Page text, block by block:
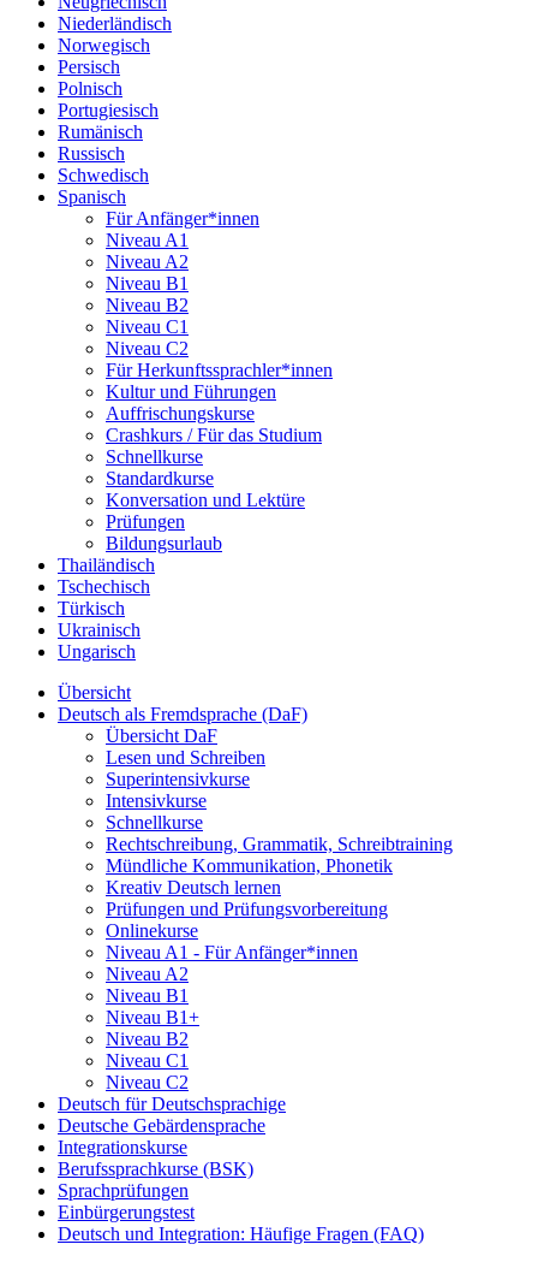
Niederländisch
Norwegisch
Persisch
Polnisch
Portugiesisch
Rumänisch
Russisch
Schwedisch
Spanisch
Für Anfänger*innen
Niveau A1
Niveau A2
Niveau B1
Niveau B2
Niveau C1
Niveau C2
Für Herkunftssprachler*innen
Kultur und Führungen
Auffrischungskurse
Crashkurs / Für das Studium
Schnellkurse
Standardkurse
Konversation und Lektüre
Prüfungen
Bildungsurlaub
Thailändisch
Tschechisch
Türkisch
Ukrainisch
Ungarisch
Übersicht
Deutsch als Fremdsprache (DaF)
Übersicht DaF
Lesen und Schreiben
Superintensivkurse
Intensivkurse
Schnellkurse
Rechtschreibung, Grammatik, Schreibtraining
Mündliche Kommunikation, Phonetik
Kreativ Deutsch lernen
Prüfungen und Prüfungsvorbereitung
Onlinekurse
Niveau A1 - Für Anfänger*innen
Niveau A2
Niveau B1
Niveau B1+
Niveau B2
Niveau C1
Niveau C2
Deutsch für Deutschsprachige
Deutsche Gebärdensprache
Integrationskurse
Berufssprachkurse (BSK)
Sprachprüfungen
Einbürgerungstest
Deutsch und Integration: Häufige Fragen (FAQ)